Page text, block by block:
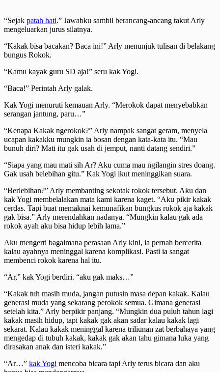
“Sejak patah hati.” Jawabku sambil berancang-ancang takut Arly
mengeluarkan jurus silatnya.
“Kakak bisa bacakan? Baca ini!” Arly menunjuk tulisan di belakang
bungus Rokok.
“Kamu kayak guru SD aja!” seru kak Yogi.
“Baca!” Perintah Arly galak.
Kak Yogi menuruti kemauan Arly. “Merokok dapat menyebabkan
serangan jantung, paru…”
“Kenapa Kakak ngerokok?” Arly nampak sangat geram, menyela
ucapan kakakku mungkin ia bosan dengan kata-kata itu. “Mau
bunuh diri? Mati itu gak usah di jemput, nanti datang sendiri.”
“Siapa yang mau mati sih Ar? Aku cuma mau ngilangin stres doang.
Gak usah belebihan gitu.” Kak Yogi ikut meninggikan suara.
“Berlebihan?” Arly membanting sekotak rokok tersebut. Aku dan
kak Yogi membelalakan mata kami karena kaget. “Aku pikir kakak
cerdas. Tapi buat memaknai kemunafikan bungkus rokok aja kakak
gak bisa.” Arly merendahkan nadanya. “Mungkin kalau gak ada
rokok ayah aku bisa hidup lebih lama.”
Aku mengerti bagaimana perasaan Arly kini, ia pernah bercerita
kalau ayahnya meninggal karena komplikasi. Pasti ia sangat
membenci rokok karena hal itu.
“Ar,” kak Yogi berdiri. “aku gak maks…”
“Kakak tuh masih muda, jangan putusin masa depan kakak. Kalau
generasi muda yang sekarang perokok semua. Gimana generasi
setelah kita.” Arly berpikir panjang. “Mungkin dua puluh tahun lagi
kakak masih hidup, tapi kakak gak akan sadar kalau kakak lagi
sekarat. Kalau kakak meninggal karena triliunan zat berbahaya yang
mengedap di tubuh kakak, kakak gak akan tahu gimana luka yang
dirasakan anak dan isteri kakak.”
“Ar…” kak Yogi mencoba bicara tapi Arly terus bicara dan aku